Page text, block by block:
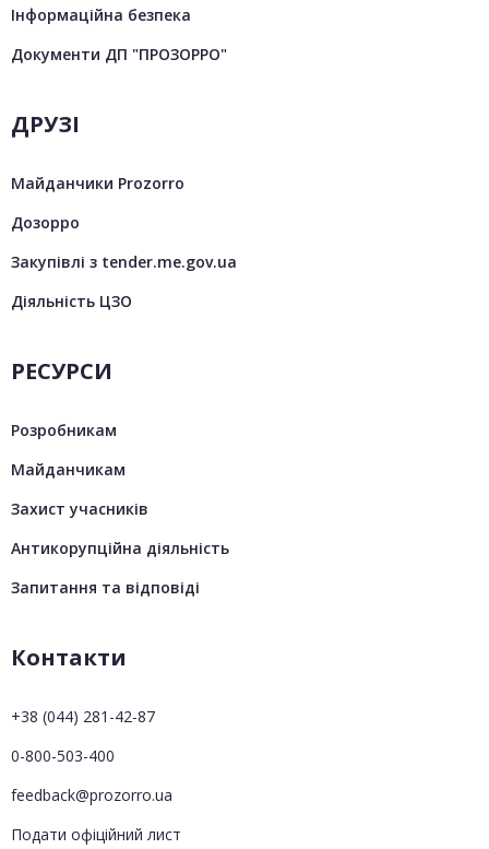
Інформаційна безпека
Документи ДП "ПРОЗОРРО"
ДРУЗІ
Майданчики Prozorro
Дозорро
Закупівлі з tender.me.gov.ua
Діяльність ЦЗО
РЕСУРСИ
Розробникам
Майданчикам
Захист учасників
Антикорупційна діяльність
Запитання та відповіді
Контакти
+38 (044) 281-42-87
0-800-503-400
feedback@prozorro.ua
Подати офіційний лист